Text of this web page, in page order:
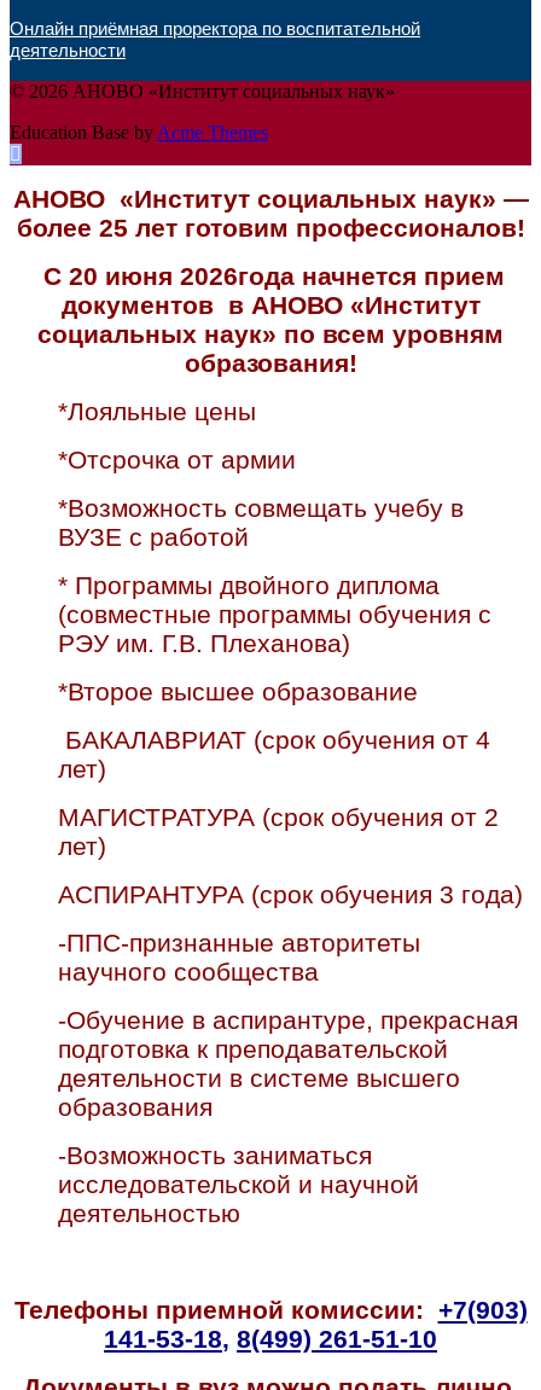
Онлайн приёмная проректора по воспитательной
деятельности
© 2026 АНОВО «Институт социальных наук»
Education Base by Acme Themes
АНОВО «Институт социальных наук» —
более 25 лет готовим профессионалов!
С 20 июня 2026года начнется прием
документов в АНОВО «Институт
социальных наук» по всем уровням
образования!
*Лояльные цены
*Отсрочка от армии
*Возможность совмещать учебу в
ВУЗЕ с работой
* Программы двойного диплома
(совместные программы обучения с
РЭУ им. Г.В. Плеханова)
*Второе высшее образование
БАКАЛАВРИАТ (срок обучения от 4
лет)
МАГИСТРАТУРА (срок обучения от 2
лет)
АСПИРАНТУРА (срок обучения 3 года)
-ППС-признанные авторитеты
научного сообщества
-Обучение в аспирантуре, прекрасная
подготовка к преподавательской
деятельности в системе высшего
образования
-Возможность заниматься
исследовательской и научной
деятельностью
Телефоны приемной комиссии:
+7(903)
141-53-18, 8(499) 261-51-10